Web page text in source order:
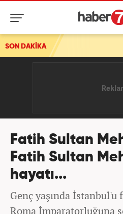
SON DAKİKA
Fatih Sultan
Fatih Sultan
hayatı...
Genç yaşında İstanbul'u
Roma İmparatorluğuna